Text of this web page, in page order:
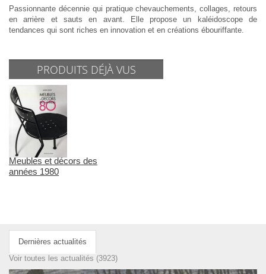
Passionnante décennie qui pratique chevauchements, collages, retours
en arrière et sauts en avant. Elle propose un kaléidoscope de
tendances qui sont riches en innovation et en créations ébouriffante.
PRODUITS DÉJÀ VUS
Meubles et décors des
années 1980
Dernières actualités
Voir toutes les actualités (3923)